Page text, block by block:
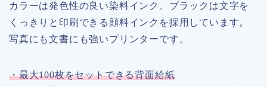
カラーは発色性の良い染料インク、ブラックは文字を
くっきりと印刷できる顔料インクを採用しています。
写真にも文書にも強いプリンターです。
・最大100枚をセットできる背面給紙